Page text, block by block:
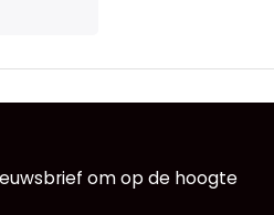
om op de hoogte